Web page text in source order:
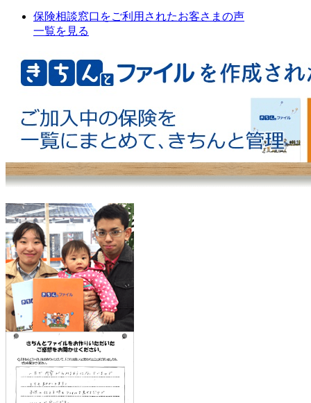
保険相談窓口をご利用されたお客さまの声
一覧を見る